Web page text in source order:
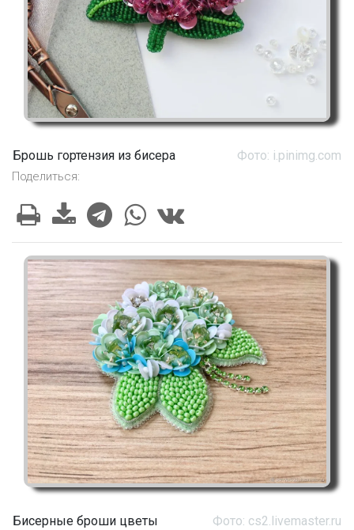
Брошь гортензия из бисера Фото: i.pinimg.com
Поделиться:
Бисерные броши цветы Фото: cs2.livemaster.ru